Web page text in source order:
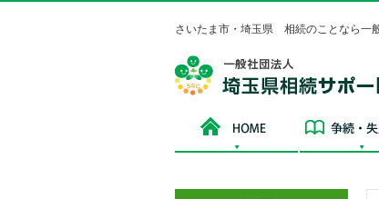
さいたま市・埼玉県 相続のことなら一
HOME